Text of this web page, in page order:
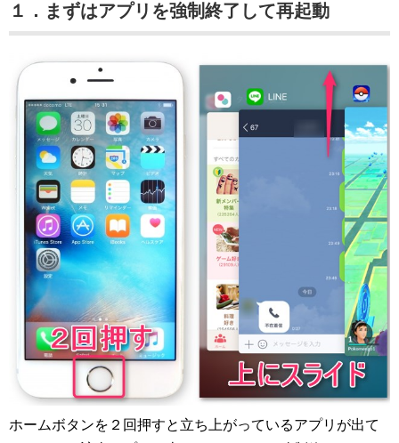
１．まずはアプリを強制終了して再起動
ホームボタンを２回押すと立ち上がっているアプリが出て